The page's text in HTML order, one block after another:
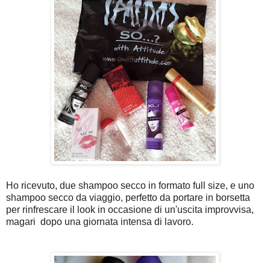
Ho ricevuto, due shampoo secco in formato full size, e uno
shampoo secco da viaggio, perfetto da portare in borsetta
per rinfrescare il look in occasione di un'uscita improvvisa,
magari dopo una giornata intensa di lavoro.